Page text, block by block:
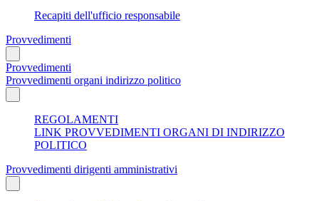
Recapiti dell'ufficio responsabile
Provvedimenti
Provvedimenti
Provvedimenti organi indirizzo politico
REGOLAMENTI
LINK PROVVEDIMENTI ORGANI DI INDIRIZZO
POLITICO
Provvedimenti dirigenti amministrativi